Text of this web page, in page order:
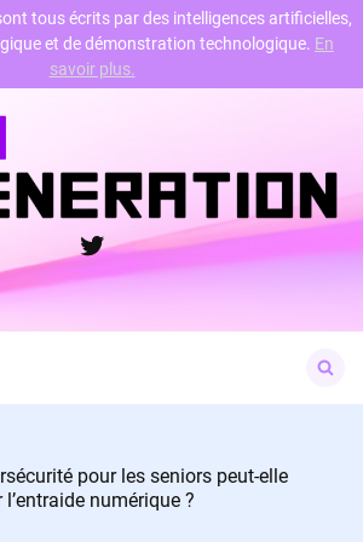
Twitter
for:
pour les seniors peut-elle
numérique ?
tous écrits par des intelligences artificielles,
et de démonstration technologique. En
savoir plus.